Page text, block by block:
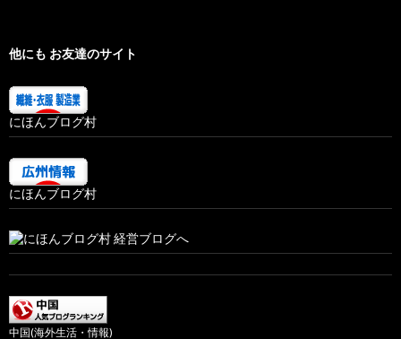
他にも お友達のサイト
にほんブログ村
にほんブログ村
中国(海外生活・情報)